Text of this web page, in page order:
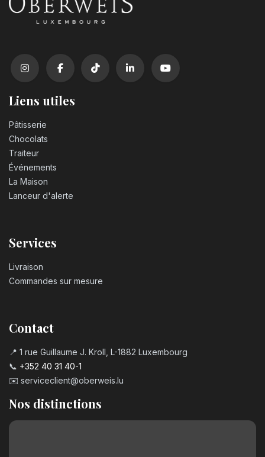
Liens utiles
Pâtisserie
Chocolats
Traiteur
Événements
La Maison
Lanceur d'alerte
Services
Livraison
Commandes sur mesure
Contact
📍 1 rue Guillaume J. Kroll, L-1882 Luxembourg
📞 +352 40 31 40-1
✉️ serviceclient@oberweis.lu
Nos distinctions